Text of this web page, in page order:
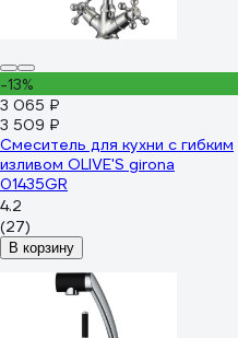
-13%
3 065 ₽
3 509 ₽
Смеситель для кухни с гибким
изливом OLIVE'S girona
01435GR
4.2
(27)
В корзину